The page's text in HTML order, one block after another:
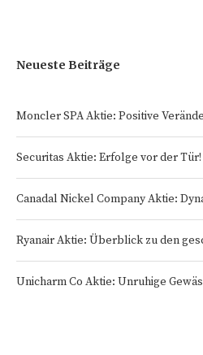
Neueste Beiträge
Moncler SPA Aktie: Positive
Securitas Aktie: Erfolge vor der Tür!
Canadal Nickel Company Aktie:
Ryanair Aktie: Überblick zu den
Unicharm Co Aktie: Unruhige